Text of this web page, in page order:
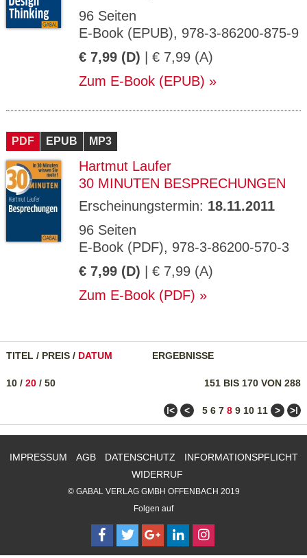
96 Seiten
E-Book (EPUB), 978-3-86200-875-9
€ 7,99 (D) | € 7,99 (A)
Zum E-Book (EPUB)
PDF EPUB MP3
Hartmut Laufer
30 MINUTEN BESPRECHUNGEN
Erscheinungstermin: 18.11.2011
96 Seiten
E-Book (PDF), 978-3-86200-570-3
€ 7,99 (D) | € 7,99 (A)
Zum E-Book (PDF)
TITEL / PREIS / DATUM ERGEBNISSE
151 BIS 170 VON 288
10 / 20 / 50
ǀ< < 5 6 7 8 9 10 11 > >ǀ
IMPRESSUM AGB DATENSCHUTZ
INFORMATIONSPFLICHT
WIDERRUF
© GABAL VERLAG GMBH OFFENBACH 2019
Folgen auf